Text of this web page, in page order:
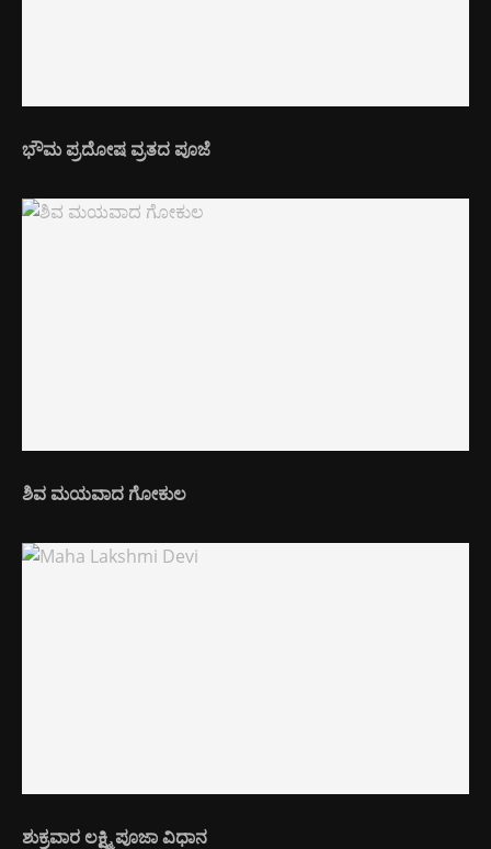
ಭೌಮ ಪ್ರದೋಷ ವ್ರತದ ಪೂಜೆ
ಶಿವ ಮಯವಾದ ಗೋಕುಲ
ಶುಕ್ರವಾರ ಲಕ್ಷ್ಮಿ ಪೂಜಾ ವಿಧಾನ